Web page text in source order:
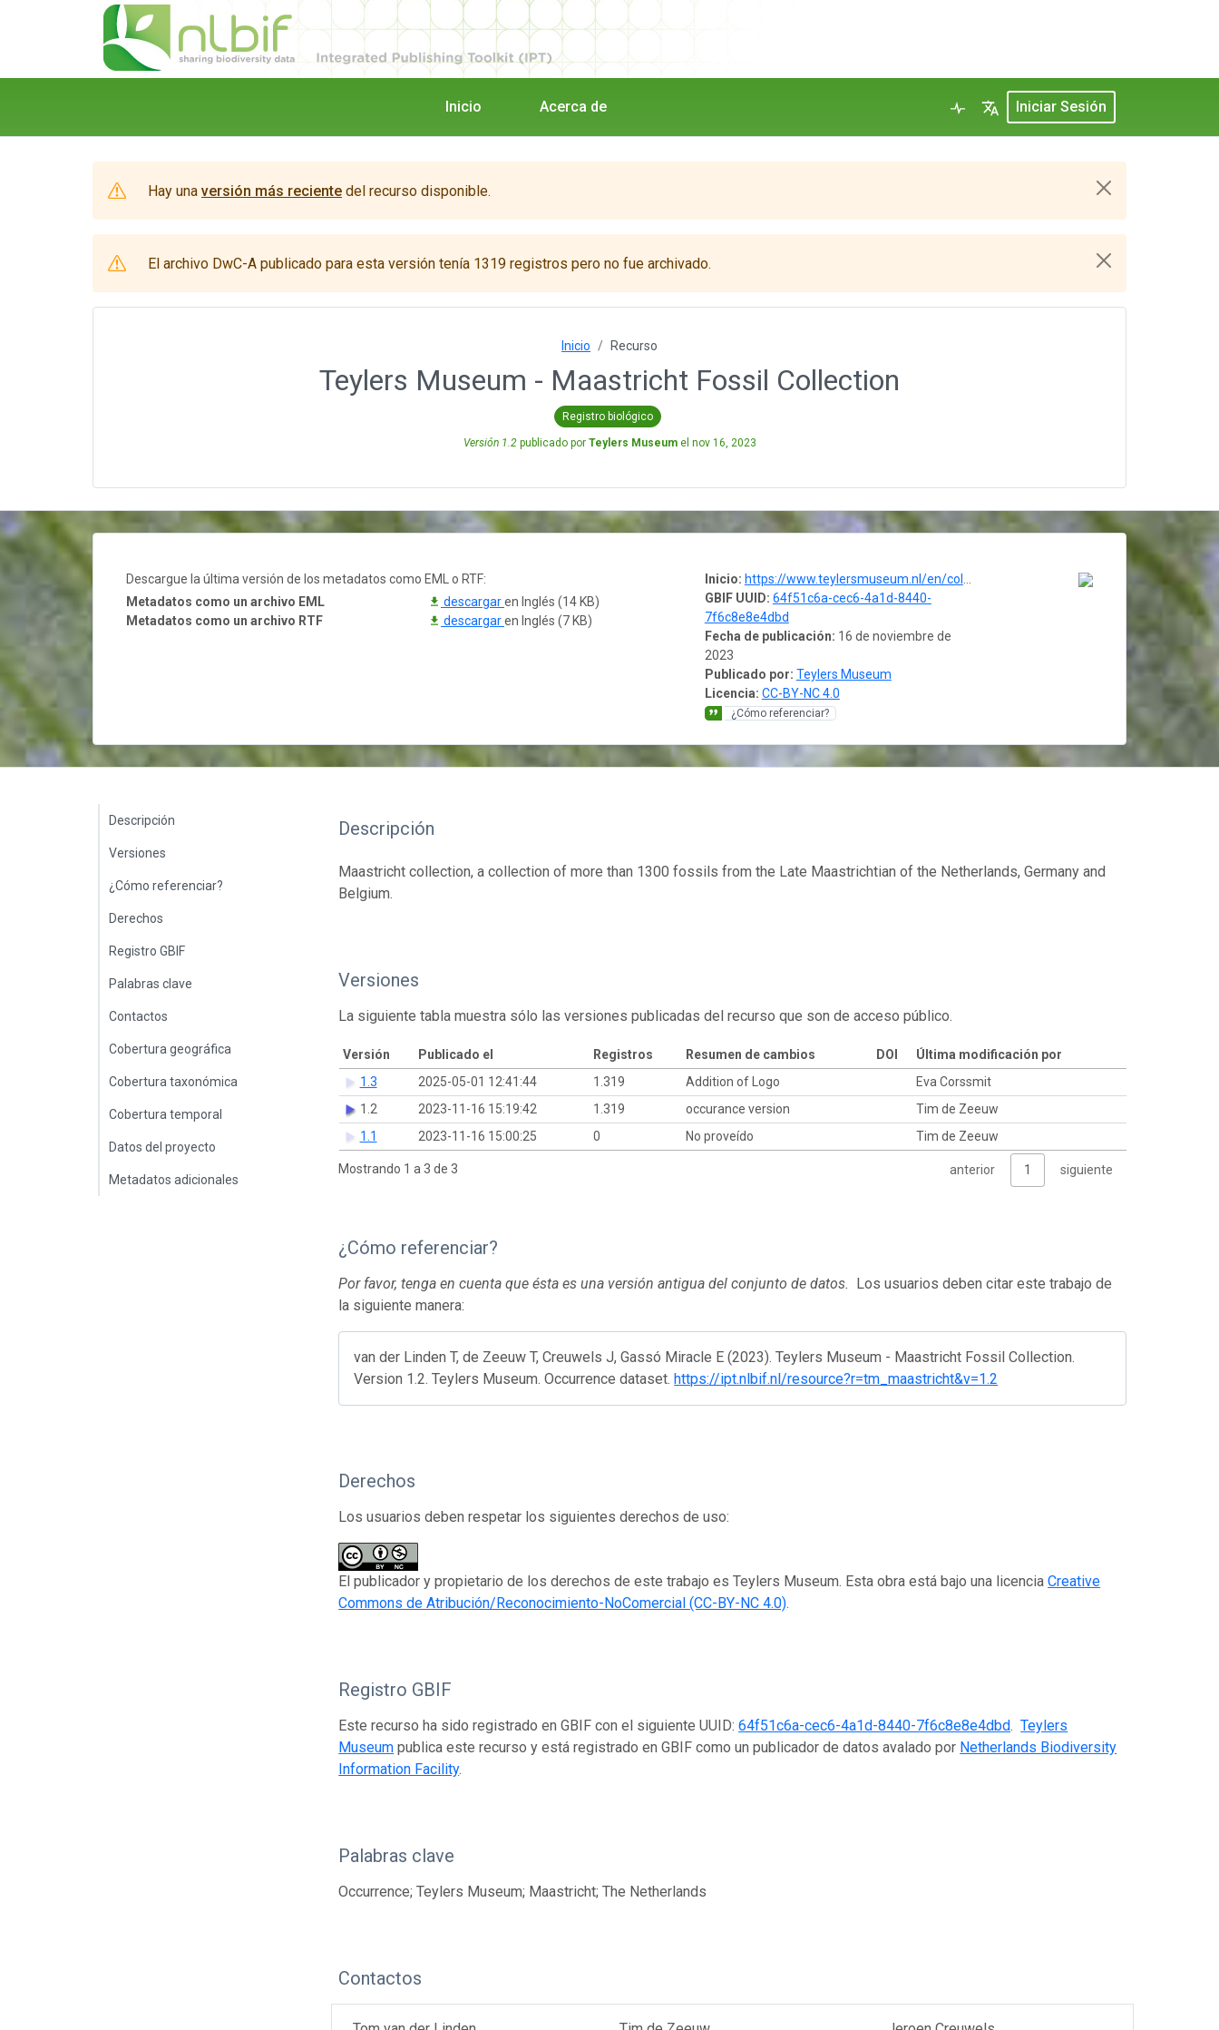
Inicio Acerca de Iniciar Sesión
Hay una versión más reciente del recurso disponible.
El archivo DwC-A publicado para esta versión tenía 1319 registros pero no fue archivado.
Inicio Recurso
Teylers Museum - Maastricht Fossil Collection
Registro biológico
Versión 1.2publicado por Teylers Museumel nov 16, 2023
Inicio: https://www.teylersmuseum.nl/en/collection/fossils-and-minerals-overview
GBIF UUID: 64f51c6a-cec6-4a1d-8440-
7f6c8e8e4dbd
Fecha de publicación: 16 de noviembre de
2023
Publicado por: Teylers Museum
Licencia: CC-BY-NC 4.0
¿Cómo referenciar?
Descargue la última versión de los metadatos como EML o RTF:
Metadatos como un archivo EML
descargaren Inglés (14 KB)
Metadatos como un archivo RTF
descargaren Inglés (7 KB)
Descripción
Versiones
¿Cómo referenciar?
Derechos
Registro GBIF
Palabras clave
Contactos
Cobertura geográfica
Cobertura taxonómica
Cobertura temporal
Datos del proyecto
Metadatos adicionales
Descripción
Maastricht collection, a collection of more than 1300 fossils from the Late Maastrichtian of the Netherlands, Germany and
Belgium.
Versiones
La siguiente tabla muestra sólo las versiones publicadas del recurso que son de acceso público.
Versión Publicado el Registros Resumen de cambios DOI
Última modificación por
1.3
2025-05-01 12:41:44 1.319 Addition of Logo
Eva Corssmit
1.2
2023-11-16 15:19:42 1.319 occurance version
Tim de Zeeuw
1.1
2023-11-16 15:00:25 0 No proveído Tim de Zeeuw
Mostrando 1 a 3 de 3 anterior 1 siguiente
¿Cómo referenciar?
Por favor, tenga en cuenta que ésta es una versión antigua del conjunto de datos.
Los usuarios deben citar este trabajo de
la siguiente manera:
van der Linden T, de Zeeuw T, Creuwels J, Gassó Miracle E (2023). Teylers Museum - Maastricht Fossil Collection.
Version 1.2. Teylers Museum. Occurrence dataset. https://ipt.nlbif.nl/resource?r=tm_maastricht&v=1.2
Derechos
Los usuarios deben respetar los siguientes derechos de uso:
El publicador y propietario de los derechos de este trabajo es Teylers Museum. Esta obra está bajo una licenciaCreative
Commons de Atribución/Reconocimiento-NoComercial (CC-BY-NC 4.0).
Registro GBIF
Este recurso ha sido registrado en GBIF con el siguiente UUID:64f51c6a-cec6-4a1d-8440-7f6c8e8e4dbd.Teylers
Museum publica este recurso y está registrado en GBIF como un publicador de datos avalado por Netherlands Biodiversity
Information Facility.
Palabras clave
Occurrence; Teylers Museum; Maastricht; The Netherlands
Contactos